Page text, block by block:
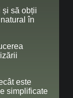
și să obții
în
este
simplificate